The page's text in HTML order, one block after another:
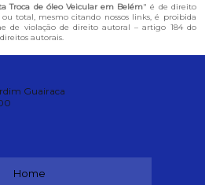
Troca de óleo Veicular em Belém" é de direito
ou total, mesmo citando nossos links, é proibida
de violação de direito autoral – artigo 184 do
autorais.
Guairaca
Home